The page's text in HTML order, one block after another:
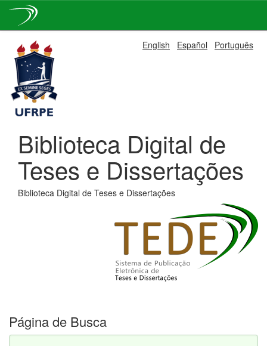
navigation
English Español Português
Biblioteca Digital de
Teses e Dissertações
Biblioteca Digital de Teses e Dissertações
Página de Busca